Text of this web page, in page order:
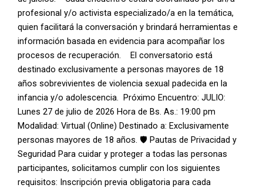
profesional y/o activista especializado/a en la temática,
quien facilitará la conversación y brindará herramientas e
información basada en evidencia para acompañar los
procesos de recuperación. El conversatorio está
destinado exclusivamente a personas mayores de 18
años sobrevivientes de violencia sexual padecida en la
infancia y/o adolescencia. Próximo Encuentro: JULIO:
Lunes 27 de julio de 2026 Hora de Bs. As.: 19:00 pm
Modalidad: Virtual (Online) Destinado a: Exclusivamente
personas mayores de 18 años. 🛡️ Pautas de Privacidad y
Seguridad Para cuidar y proteger a todas las personas
participantes, solicitamos cumplir con los siguientes
requisitos: Inscripción previa obligatoria para cada